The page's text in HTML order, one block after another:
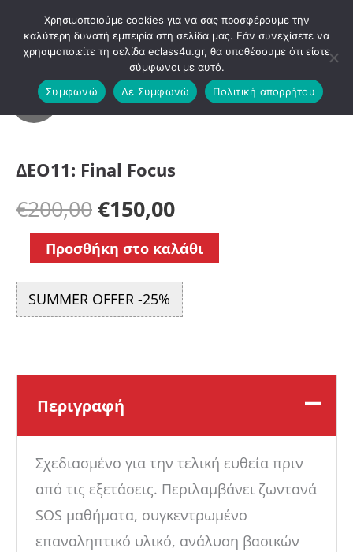
Μετάβαση
περιεχόμενο
SALE
ΔΕΟ11: Final Focus
€200,00€150,00
ΔΕΟ11:
Final
ποσότητα
Προσθήκη στο καλάθι
SUMMER OFFER -25%
Περιγραφή
Σχεδιασμένο για την τελική ευθεία πριν
από τις εξετάσεις. Περιλαμβάνει ζωντανά
SOS μαθήματα, συγκεντρωμένο
επαναληπτικό υλικό, ανάλυση βασικών
Χρησιμοποιούμε cookies για να σας προσφέρουμε την
καλύτερη δυνατή εμπειρία στη σελίδα μας. Εάν συνεχίσετε να
χρησιμοποιείτε τη σελίδα eclass4u.gr, θα υποθέσουμε ότι είστε
σύμφωνοι με αυτό.
Συμφωνώ
Δε Συμφωνώ Πολιτική απορρήτου